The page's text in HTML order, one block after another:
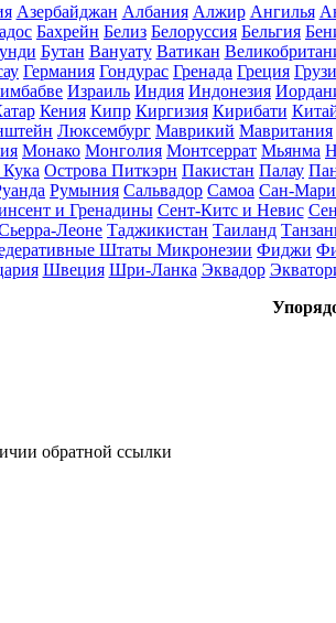
Азербайджан Албания Алжир Ангилья
Бахрейн Белиз Белоруссия Бельгия
Бутан Вануату Ватикан
Германия Гондурас Гренада Греция
Израиль Индия Индонезия
Кения Кипр Киргизия Кирибати
Люксембург Маврикий Мавритания
Монако Монголия Монтсеррат Мьянма
Острова Питкэрн Пакистан Палау
Румыния Сальвадор Самоа Сан-
и Гренадины Сент-Китс и Невис
Леоне Таджикистан Таиланд
Штаты Микронезии Фиджи
Швеция Шри-Ланка Эквадор
обратной ссылки